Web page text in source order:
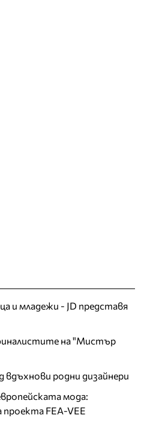
и младежи - JD представя
на "Мистър
вдъхнови родни дизайнери
мода:
FEA-VEE